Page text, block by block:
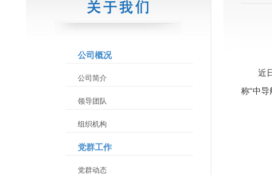
公司概况
公司简介
领导团队
组织机构
党群工作
党群动态
近
称“中